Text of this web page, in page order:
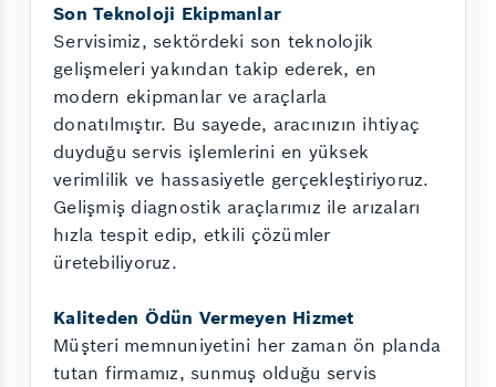
Son Teknoloji Ekipmanlar
Servisimiz, sektördeki son teknolojik
gelişmeleri yakından takip ederek, en
modern ekipmanlar ve araçlarla
donatılmıştır. Bu sayede, aracınızın ihtiyaç
duyduğu servis işlemlerini en yüksek
verimlilik ve hassasiyetle gerçekleştiriyoruz.
Gelişmiş diagnostik araçlarımız ile arızaları
hızla tespit edip, etkili çözümler
üretebiliyoruz.
Kaliteden Ödün Vermeyen Hizmet
Müşteri memnuniyetini her zaman ön planda
tutan firmamız, sunmuş olduğu servis